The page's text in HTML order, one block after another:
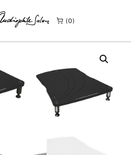
0
/
2.1 VÉGFOK ÁLLVÁNY